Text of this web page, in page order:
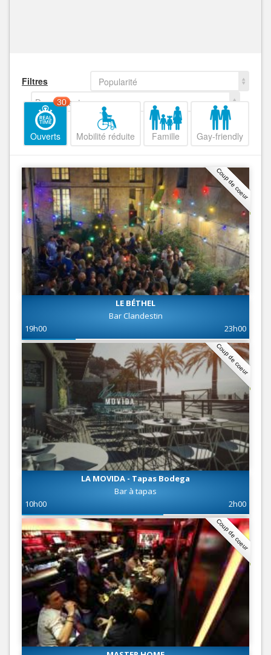
Filtres
Popularité
Decroissant
Ouverts
30
Mobilité réduite Famille Gay-friendly
Coup de coeur
LE BÉTHEL
Bar Clandestin
19h00
23h00
Coup de coeur
LA MOVIDA - Tapas Bodega
Bar à tapas
10h00
2h00
Coup de coeur